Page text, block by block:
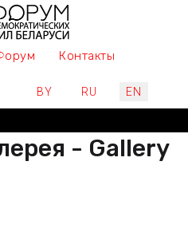
Контакты
Select your language
BY RU EN
- Gallery